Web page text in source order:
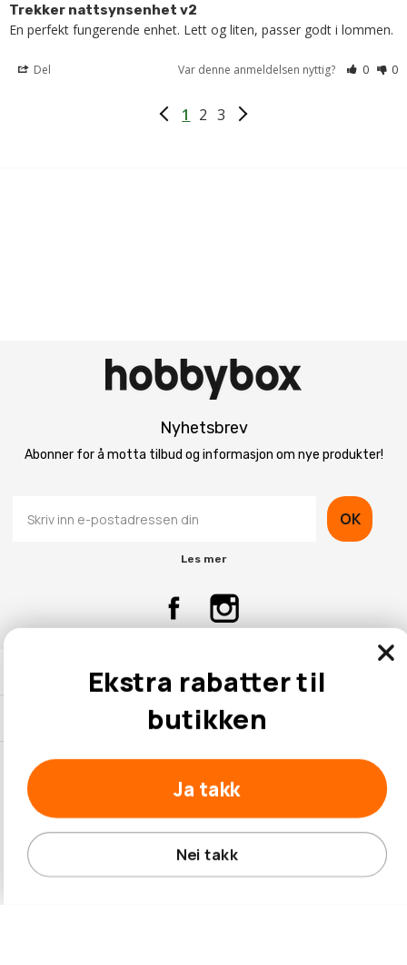
Trekker nattsynsenhet v2
En perfekt fungerende enhet. Lett og liten, passer godt i lommen.
Del Var denne anmeldelsen nyttig? 0 0
1 2 3
Nyhetsbrev
Abonner for å motta tilbud og informasjon om nye produkter!
OK
Les mer
Kontaktinformasjon
Kundeservice
Ekstra rabatter til
butikken
Ja takk
Nei takk